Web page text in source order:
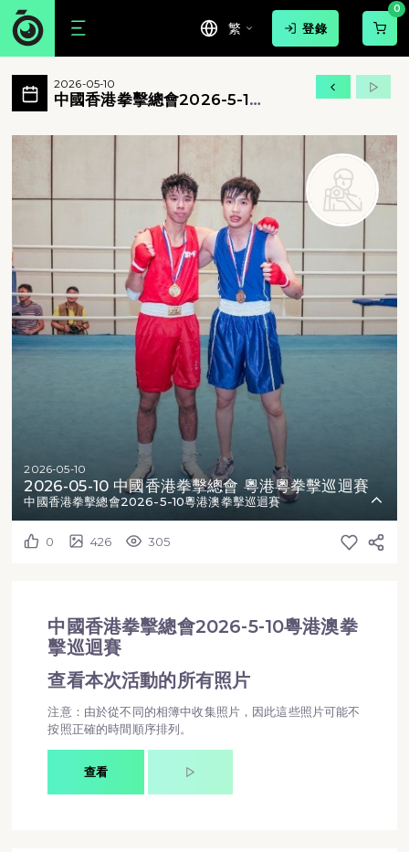
繁 登錄
0
中國香港拳擊總會2026-5-10粵港澳
粵港澳拳擊巡迴賽 所有相片
中國香港拳擊總會2026-5-10粵港澳拳擊巡迴賽 -
2026-05-10
中國香港拳擊總會2026-5-10
2026-05-10
2026-05-10 中國香港拳擊總會 粵港粵拳擊巡迴賽
中國香港拳擊總會2026-5-10粵港澳拳擊巡迴賽
0 426 305
中國香港拳擊總會2026-5-10粵港澳拳
擊巡迴賽
查看本次活動的所有照片
注意：由於從不同的相簿中收集照片，因此這些照片可能不
按照正確的時間順序排列。
查看